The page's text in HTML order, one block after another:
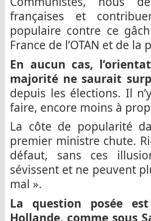
françaises et
populaire contre ce
France de l’OTAN et de
En aucun cas,
majorité ne saurait
depuis les élections. Il
faire, encore moins à
La côte de popularité
premier ministre chute.
défaut, sans ces
sévissent et ne peuvent
mal ».
La question posée
Hollande, comme sous